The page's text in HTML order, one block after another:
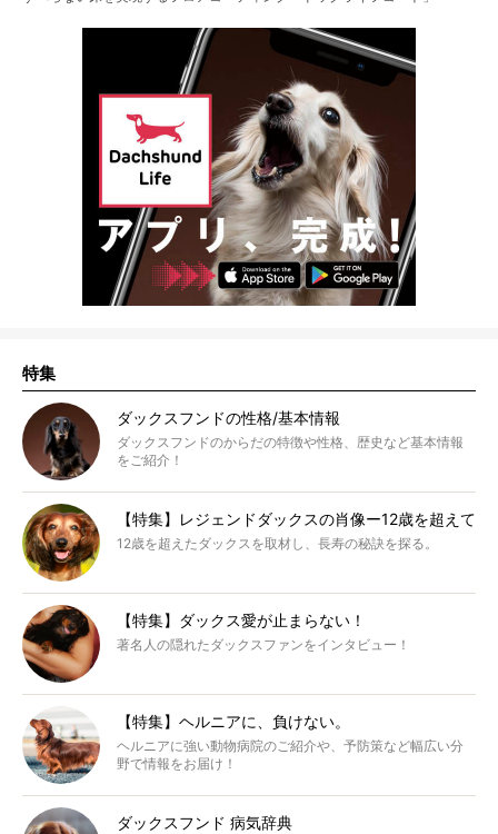
特集
ダックスフンドの性格/基本情報
ダックスフンドのからだの特徴や性格、歴史など基本情報
をご紹介！
【特集】レジェンドダックスの肖像ー12歳を超えて
12歳を超えたダックスを取材し、長寿の秘訣を探る。
【特集】ダックス愛が止まらない！
著名人の隠れたダックスファンをインタビュー！
【特集】ヘルニアに、負けない。
ヘルニアに強い動物病院のご紹介や、予防策など幅広い分
野で情報をお届け！
ダックスフンド 病気辞典